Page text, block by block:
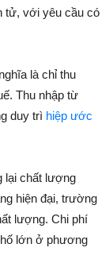
tử, với yêu cầu có
là chỉ thu
Thu nhập từ
duy trì hiệp ước
lại chất lượng
hiện đại, trường
lượng. Chi phí
lớn ở phương